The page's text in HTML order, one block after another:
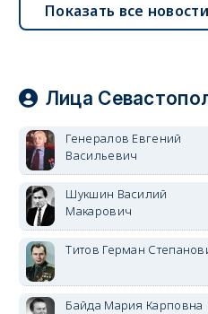
Показать все новости
Лица
Генералов Евгений
Васильевич
Шукшин Василий
Макарович
Титов Герман
Байда Мария Карповна